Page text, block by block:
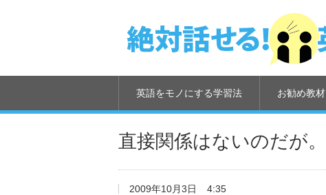
英語をモノにする学習法 お勧め教材
直接関係はないのだが。
2009年10月3日 4:35